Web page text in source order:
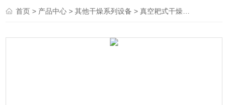
首页> 产品中心 >其他干燥系列设备 >真空耙式干燥机